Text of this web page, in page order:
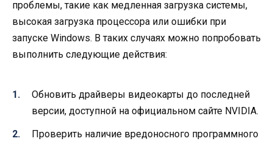
проблемы, такие как медленная загрузка системы,
высокая загрузка процессора или ошибки при
запуске Windows. В таких случаях можно попробовать
выполнить следующие действия:
Обновить драйверы видеокарты до последней
версии, доступной на официальном сайте NVIDIA.
Проверить наличие вредоносного программного